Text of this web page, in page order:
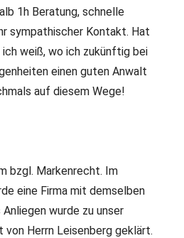
1h Beratung, schnelle
sympathischer Kontakt. Hat
weiß, wo ich zukünftig bei
einen guten Anwalt
auf diesem Wege!
bzgl. Markenrecht. Im
eine Firma mit demselben
wurde zu unser
Herrn Leisenberg geklärt.